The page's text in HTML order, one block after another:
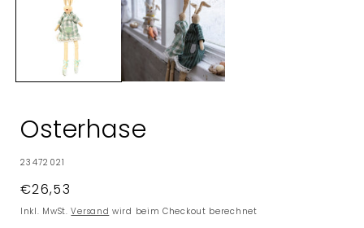
Osterhase
SKU:
23472021
Normaler
Preis
€26,53
Inkl. MwSt.Versand wird beim Checkout berechnet